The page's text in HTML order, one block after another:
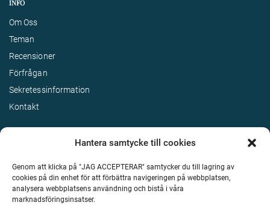
Hantera samtycke till cookies
Genom att klicka på "JAG ACCEPTERAR" samtycker du till lagring av
cookies på din enhet för att förbättra navigeringen på webbplatsen,
analysera webbplatsens användning och bistå i våra
marknadsföringsinsatser.
INFO
Om Oss
Teman
Recensioner
Förfrågan
Sekretessinformation
Kontakt